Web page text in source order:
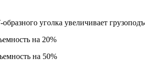
уголка увеличивает
на 20%
на 50%